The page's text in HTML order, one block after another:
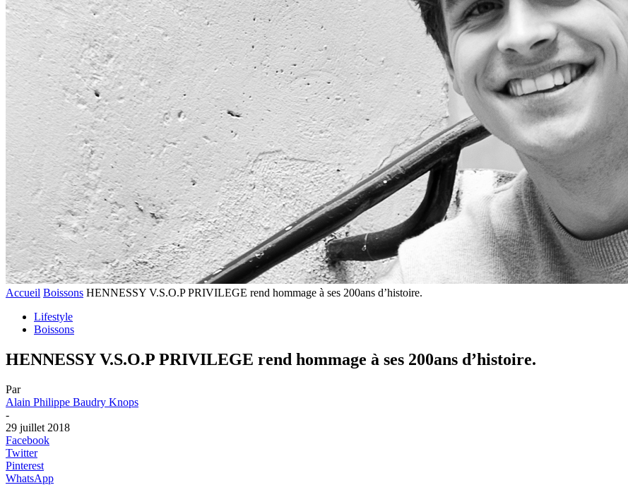
Accueil Boissons HENNESSY V.S.O.P PRIVILEGE rend hommage à ses 200ans d’histoire.
Lifestyle
Boissons
HENNESSY V.S.O.P PRIVILEGE rend hommage à ses 200ans d’histoire.
Par
Alain Philippe Baudry Knops
-
29 juillet 2018
Facebook
Twitter
Pinterest
WhatsApp